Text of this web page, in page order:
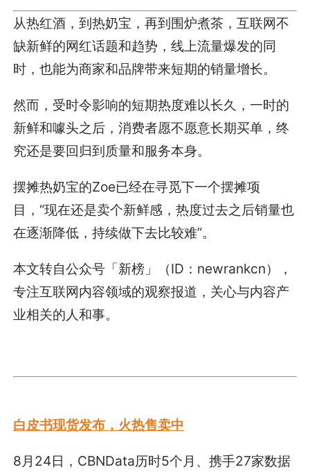
从热红酒，到热奶宝，再到围炉煮茶，互联网不
缺新鲜的网红话题和趋势，线上流量爆发的同
时，也能为商家和品牌带来短期的销量增长。
然而，受时令影响的短期热度难以长久，一时的
新鲜和噱头之后，消费者愿不愿意长期买单，终
究还是要回归到质量和服务本身。
摆摊热奶宝的Zoe已经在寻觅下一个摆摊项
目，“现在还是卖个新鲜感，热度过去之后销量也
在逐渐降低，持续做下去比较难”。
本文转自公众号「新榜」（ID：newrankcn），
专注互联网内容领域的观察报道，关心与内容产
业相关的人和事。
白皮书现货发布，火热售卖中
8月24日，CBNData历时5个月、携手27家数据